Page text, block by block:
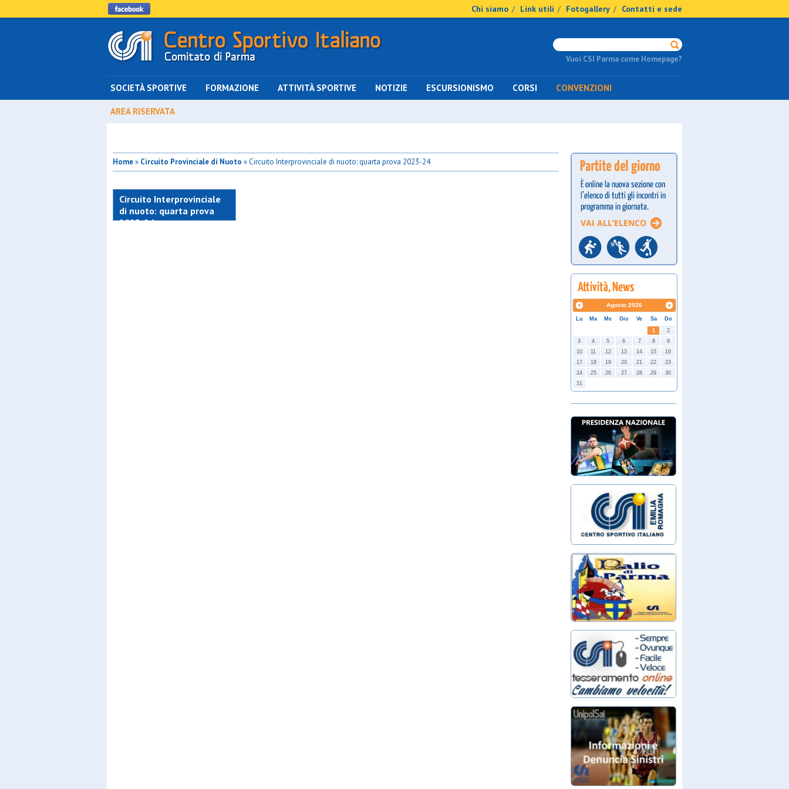
Chi siamo / Link utili / Fotogallery / Contatti e sede
Vuoi CSI Parma come Homepage?
SOCIETÀ SPORTIVE FORMAZIONE ATTIVITÀ SPORTIVE NOTIZIE ESCURSIONISMO CORSI CONVENZIONI
AREA RISERVATA
Home» Circuito Provinciale di Nuoto » Circuito Interprovinciale di nuoto: quarta prova 2023-24
Circuito Interprovinciale
di nuoto: quarta prova
2023-24
Agosto 2026
Lu Ma Me Gio Ve Sa
Do
1
2
3
4 5 6 7 8
9
10
11 12 13 14 15
16
17
18 19 20 21 22
23
24
25 26 27 28 29
30
31